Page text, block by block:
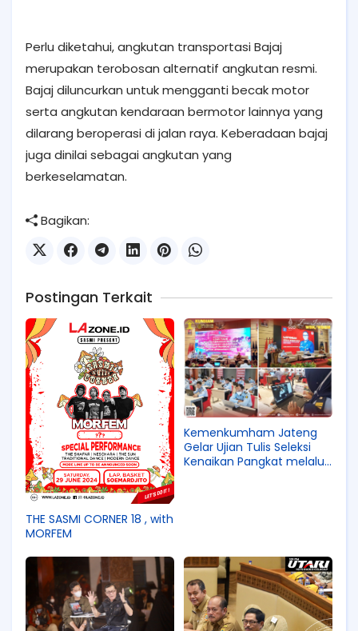
Perlu diketahui, angkutan transportasi Bajaj
merupakan terobosan alternatif angkutan resmi.
Bajaj diluncurkan untuk mengganti becak motor
serta angkutan kendaraan bermotor lainnya yang
dilarang beroperasi di jalan raya. Keberadaan bajaj
juga dinilai sebagai angkutan yang
berkeselamatan.
Bagikan:
Postingan Terkait
THE SASMI CORNER 18 , with
MORFEM
Kemenkumham Jateng
Gelar Ujian Tulis Seleksi
Kenaikan Pangkat melalui